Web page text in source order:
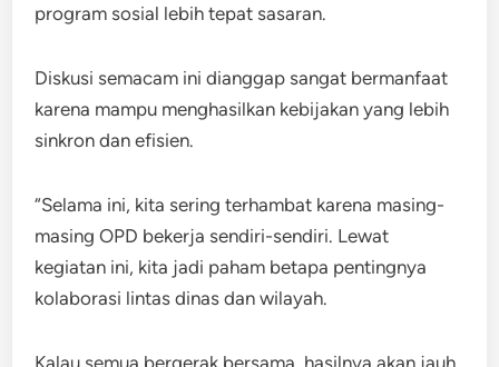
program sosial lebih tepat sasaran.
Diskusi semacam ini dianggap sangat bermanfaat
karena mampu menghasilkan kebijakan yang lebih
sinkron dan efisien.
“Selama ini, kita sering terhambat karena masing-
masing OPD bekerja sendiri-sendiri. Lewat
kegiatan ini, kita jadi paham betapa pentingnya
kolaborasi lintas dinas dan wilayah.
Kalau semua bergerak bersama, hasilnya akan jauh